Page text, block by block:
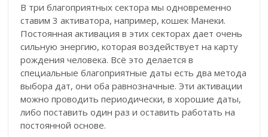
В три благоприятных сектора мы одновременно
ставим 3 активатора, например, кошек Манеки.
Постоянная активация в этих секторах дает очень
сильную энергию, которая воздействует на карту
рождения человека. Всё это делается в
специальные благоприятные даты есть два метода
выбора дат, они оба равнозначные. Эти активации
можно проводить периодически, в хорошие даты,
либо поставить один раз и оставить работать на
постоянной основе.